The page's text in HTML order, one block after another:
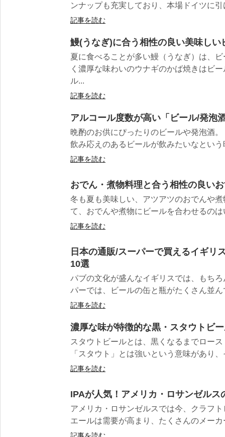
ンナップも充実しており、本場ドイツに
記事を読む
鰻(うなぎ)に合う相性の良い美味しい
夏に食べることが多い鰻（うなぎ）は、
く濃厚な味わいのウナギのかば焼きはビ
ル...
記事を読む
アルコール度数が高い「ビール/発泡
晩酌のお供にぴったりのビールや発泡酒
飲み応えのあるビールが飲みたいなとい
記事を読む
おでん・煮物料理と合う相性の良い
冬も夏も美味しい、アツアツのおでんや
て、おでんや煮物にビールを合わせるの
記事を読む
日本の通販/スーパーで買えるイギリ
10選
パブの文化が盛んなイギリスでは、もち
パーでは、ビールの缶と瓶がたくさん並
記事を読む
濃厚な味が特徴的な黒・スタウトビ
スタウトビールとは、黒くなるまでロー
「スタウト」とは強いという意味があり
記事を読む
IPAが人気！アメリカ・ロサンゼルス
アメリカ・ロサンゼルスでは今、クラフ
エールは需要が高まり、たくさんのメー